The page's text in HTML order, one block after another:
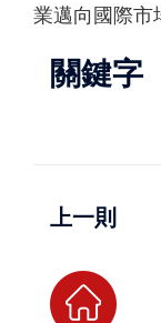
業邁向國際市
關鍵字
上一則